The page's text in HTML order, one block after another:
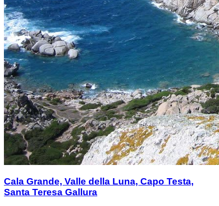
Cala Grande, Valle della Luna, Capo Testa,
Santa Teresa Gallura